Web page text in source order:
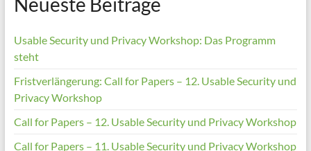
Usable Security und Privacy Workshop: Das Programm
steht
Fristverlängerung: Call for Papers – 12. Usable Security und
Privacy Workshop
Call for Papers – 12. Usable Security und Privacy Workshop
Call for Papers – 11. Usable Security und Privacy Workshop